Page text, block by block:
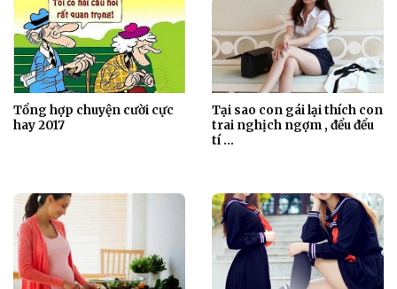
Tổng hợp chuyện cười cực
hay 2017
Tại sao con gái lại thích con
trai nghịch ngợm , đểu đểu
tí …